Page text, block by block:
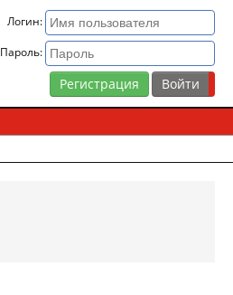
Логин:
Пароль:
Регистрация